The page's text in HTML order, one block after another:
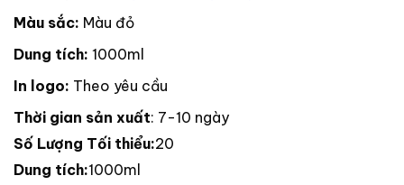
Màu sắc: Màu đỏ
Dung tích: 1000ml
In logo: Theo yêu cầu
Thời gian sản xuất: 7-10 ngày
Số Lượng Tối thiểu:20
Dung tích:1000ml